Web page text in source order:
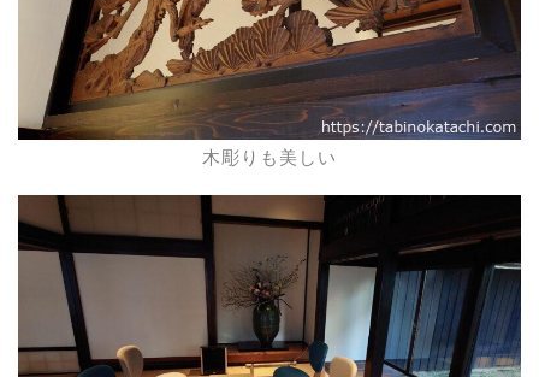
木彫りも美しい